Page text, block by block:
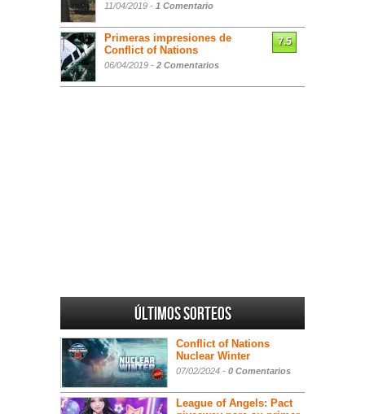
11/04/2019 - 1 Comentario
Primeras impresiones de
Conflict of Nations
06/04/2019 - 2 Comentarios
7.5
Últimos sorteos
Conflict of Nations
Nuclear Winter
07/02/2024 - 0 Comentarios
League of Angels: Pact